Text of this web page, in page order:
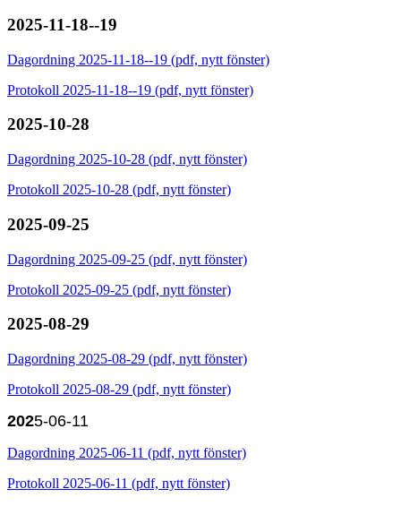
2025-11-18--19
Dagordning 2025-11-18--19 (pdf, nytt fönster)
Protokoll 2025-11-18--19 (pdf, nytt fönster)
2025-10-28
Dagordning 2025-10-28 (pdf, nytt fönster)
Protokoll 2025-10-28 (pdf, nytt fönster)
2025-09-25
Dagordning 2025-09-25 (pdf, nytt fönster)
Protokoll 2025-09-25 (pdf, nytt fönster)
2025-08-29
Dagordning 2025-08-29 (pdf, nytt fönster)
Protokoll 2025-08-29 (pdf, nytt fönster)
2025-06-11
Dagordning 2025-06-11 (pdf, nytt fönster)
Protokoll 2025-06-11 (pdf, nytt fönster)